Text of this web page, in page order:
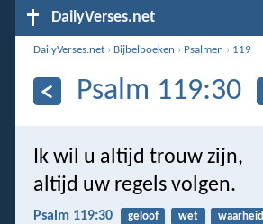
DailyVerses.net
DailyVerses.net › Bijbelboeken › Psalmen › 119
Psalm 119:30
Ik wil u altijd trouw zijn,
altijd uw regels volgen.
Psalm 119:30 geloof wet waarheid